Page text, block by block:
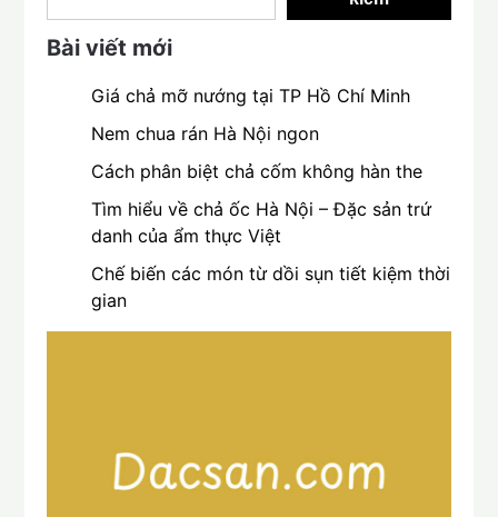
Bài viết mới
Giá chả mỡ nướng tại TP Hồ Chí Minh
Nem chua rán Hà Nội ngon
Cách phân biệt chả cốm không hàn the
Tìm hiểu về chả ốc Hà Nội – Đặc sản trứ
danh của ẩm thực Việt
Chế biến các món từ dồi sụn tiết kiệm thời
gian